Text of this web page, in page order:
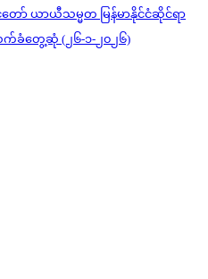
တော် ယာယီသမ္မတ မြန်မာနိုင်ငံဆိုင်ရာ
ခံတွေ့ဆုံ (၂၆-၁-၂၀၂၆)